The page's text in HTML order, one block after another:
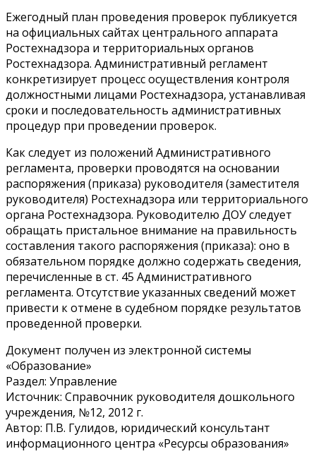
Ежегодный план проведения проверок публикуется
на официальных сайтах центрального аппарата
Ростехнадзора и территориальных органов
Ростехнадзора. Административный регламент
конкретизирует процесс осуществления контроля
должностными лицами Ростехнадзора, устанавливая
сроки и последовательность административных
процедур при проведении проверок.
Как следует из положений Административного
регламента, проверки проводятся на основании
распоряжения (приказа) руководителя (заместителя
руководителя) Ростехнадзора или территориального
органа Ростехнадзора. Руководителю ДОУ следует
обращать пристальное внимание на правильность
составления такого распоряжения (приказа): оно в
обязательном порядке должно содержать сведения,
перечисленные в ст. 45 Административного
регламента. Отсутствие указанных сведений может
привести к отмене в судебном порядке результатов
проведенной проверки.
Документ получен из электронной системы
«Образование»
Раздел: Управление
Источник: Справочник руководителя дошкольного
учреждения, №12, 2012 г.
Автор: П.В. Гулидов, юридический консультант
информационного центра «Ресурсы образования»